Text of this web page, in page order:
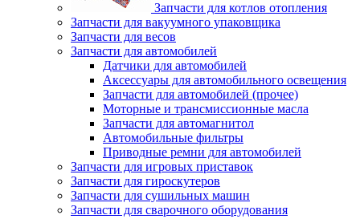
Запчасти для котлов отопления
Запчасти для вакуумного упаковщика
Запчасти для весов
Запчасти для автомобилей
Датчики для автомобилей
Аксессуары для автомобильного освещения
Запчасти для автомобилей (прочее)
Моторные и трансмиссионные масла
Запчасти для автомагнитол
Автомобильные фильтры
Приводные ремни для автомобилей
Запчасти для игровых приставок
Запчасти для гироскутеров
Запчасти для сушильных машин
Запчасти для сварочного оборудования